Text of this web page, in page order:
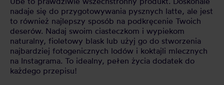
nadaje się do przygotowywania pysznych latte, ale jest
to również najlepszy sposób na podkręcenie Twoich
deserów. Nadaj swoim ciasteczkom i wypiekom
naturalny, fioletowy blask lub użyj go do stworzenia
najbardziej fotogenicznych lodów i koktajli mlecznych
na Instagrama. To idealny, pełen życia dodatek do
każdego przepisu!